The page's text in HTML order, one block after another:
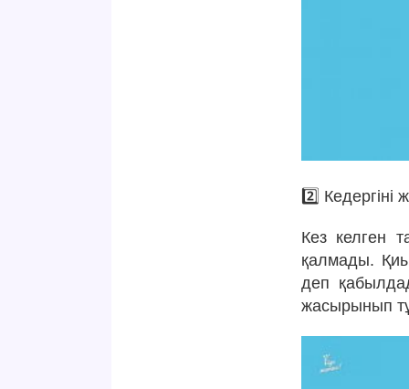
2️⃣ Кедергіні
Кез келген
қалмады.
деп
жасырынып